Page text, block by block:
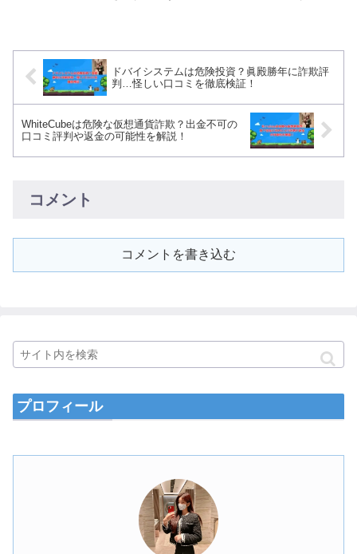
ドバイシステムは危険投資？眞殿勝年に詐欺評
判…怪しい口コミを徹底検証！
WhiteCubeは危険な仮想通貨詐欺？出金不可の
口コミ評判や返金の可能性を解説！
コメント
コメントを書き込む
プロフィール